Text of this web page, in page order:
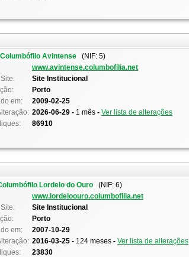
Avintense (NIF: 5)
www.avintense.columbofilia.net
Site Institucional
Porto
em:
2009-02-25
2026-06-29 - 1 mês - Ver lista de alterações
86910
Lordelo do Ouro (NIF: 6)
www.lordeloouro.columbofilia.net
Site Institucional
Porto
em:
2007-10-29
2016-03-25 - 124 meses - Ver lista de alterações
23830